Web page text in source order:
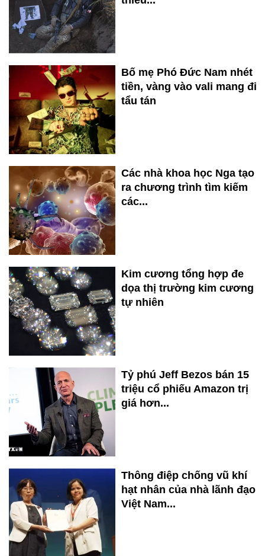
Bố mẹ Phó Đức Nam nhét
tiền, vàng vào vali mang đi
tẩu tán
Các nhà khoa học Nga tạo
ra chương trình tìm kiếm
các...
Kim cương tổng hợp đe
dọa thị trường kim cương
tự nhiên
Tỷ phú Jeff Bezos bán 15
triệu cổ phiếu Amazon trị
giá hơn...
Thông điệp chống vũ khí
hạt nhân của nhà lãnh đạo
Việt Nam...